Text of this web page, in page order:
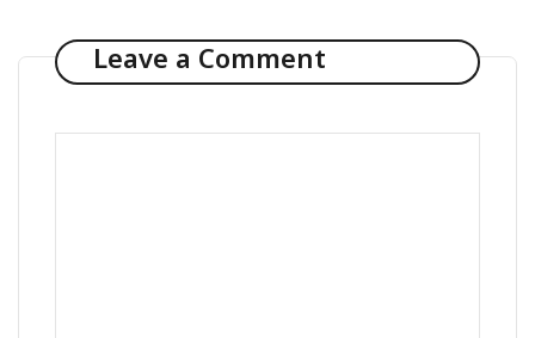
Leave a Comment